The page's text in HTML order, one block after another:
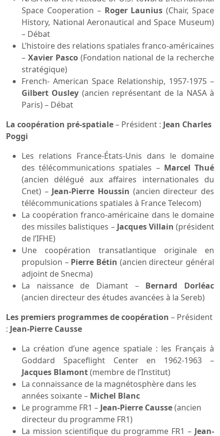
Space Cooperation – Roger Launius (Chair, Space
History, National Aeronautical and Space Museum)
– Débat
L’histoire des relations spatiales franco-américaines
– Xavier Pasco(Fondation national de la recherche
stratégique)
French- American Space Relationship, 1957-1975 –
Gilbert Ousley (ancien représentant de la NASA à
Paris) – Débat
La coopération pré-spatiale– Président : Jean Charles
Poggi
Les relations France-États-Unis dans le domaine
des télécommunications spatiales – Marcel Thué
(ancien délégué aux affaires internationales du
Cnet) – Jean-Pierre Houssin (ancien directeur des
télécommunications spatiales à France Telecom)
La coopération franco-américaine dans le domaine
des missiles balistiques – Jacques Villain (président
de l’IFHE)
Une coopération transatlantique originale en
propulsion – Pierre Bétin (ancien directeur général
adjoint de Snecma)
La naissance de Diamant – Bernard Dorléac
(ancien directeur des études avancées à la Sereb)
Les premiers programmes de coopération – Président
: Jean-Pierre Causse
La création d’une agence spatiale : les Français à
Goddard Spaceflight Center en 1962-1963 –
Jacques Blamont(membre de l’Institut)
La connaissance de la magnétosphère dans les
années soixante – Michel Blanc
Le programme FR1 – Jean-Pierre Causse(ancien
directeur du programme FR1)
La mission scientifique du programme FR1 – Jean-